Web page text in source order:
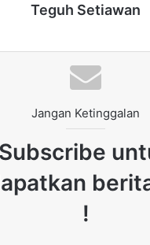
Teguh Setiawan
Jangan Ketinggalan
Subscribe
!